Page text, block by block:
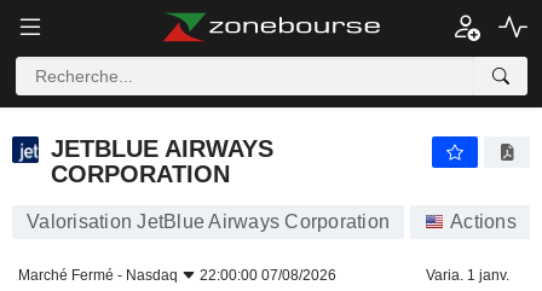
JETBLUE AIRWAYS
CORPORATION
Valorisation JetBlue Airways Corporation Actions
Marché Fermé - Nasdaq 22:00:00 07/08/2026 Varia. 1 janv.